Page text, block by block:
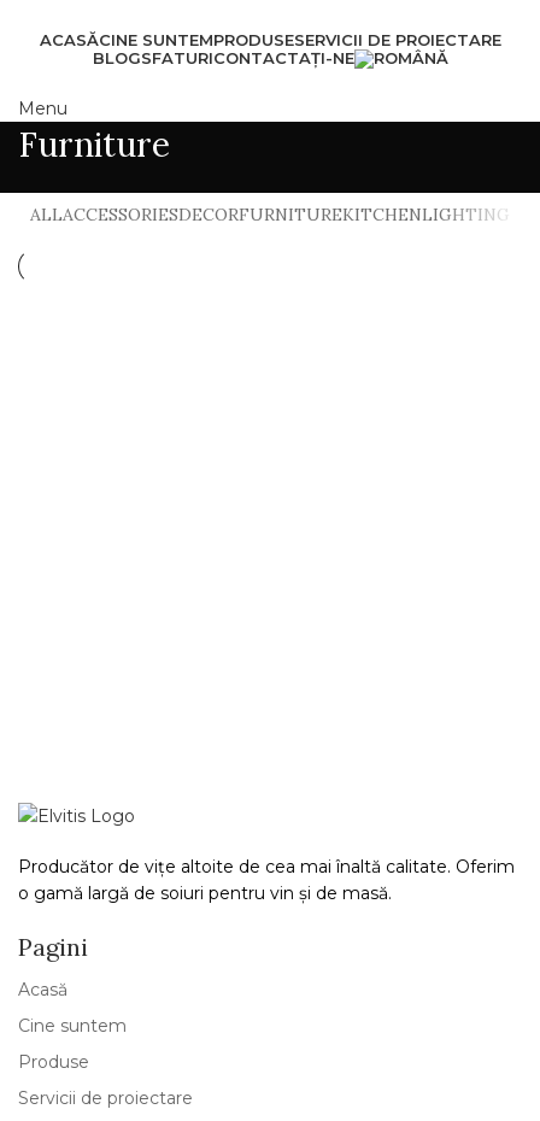
ACASĂCINE SUNTEMPRODUSESERVICII DE PROIECTARE
BLOGSFATURICONTACTAȚI-NE
Menu
Furniture
ALLACCESSORIESDECORFURNITUREKITCHENLIGHTING
Producător de vițe altoite de cea mai înaltă calitate. Oferim
o gamă largă de soiuri pentru vin și de masă.
Pagini
Acasă
Cine suntem
Produse
Servicii de proiectare